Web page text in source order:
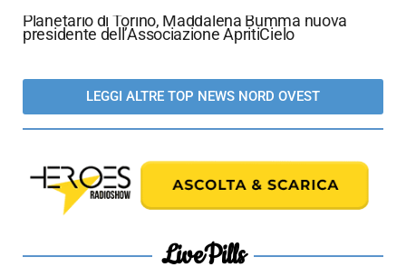
Planetario di Torino, Maddalena Bumma nuova
presidente dell’Associazione ApritiCielo
LEGGI ALTRE TOP NEWS NORD OVEST
LivePills